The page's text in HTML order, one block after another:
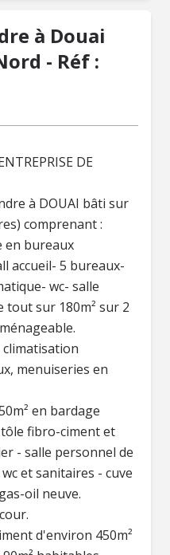
à Douai
- Réf :
DE
à DOUAI bâti sur
comprenant :
en bureaux
accueil- 5 bureaux-
wc- salle
tout sur 180m² sur 2
menuiseries en
en bardage
fibro-ciment et
- salle personnel de
et sanitaires - cuve
oil neuve.
d'environ 450m²